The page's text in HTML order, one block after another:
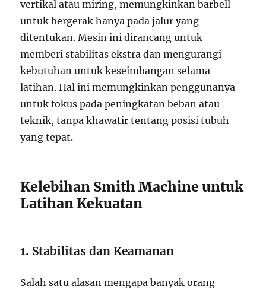
vertikal atau miring, memungkinkan barbell
untuk bergerak hanya pada jalur yang
ditentukan. Mesin ini dirancang untuk
memberi stabilitas ekstra dan mengurangi
kebutuhan untuk keseimbangan selama
latihan. Hal ini memungkinkan penggunanya
untuk fokus pada peningkatan beban atau
teknik, tanpa khawatir tentang posisi tubuh
yang tepat.
Kelebihan Smith Machine untuk
Latihan Kekuatan
1. Stabilitas dan Keamanan
Salah satu alasan mengapa banyak orang